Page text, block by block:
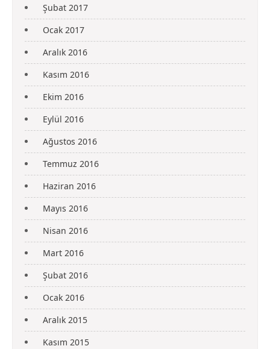
Şubat 2017
Ocak 2017
Aralık 2016
Kasım 2016
Ekim 2016
Eylül 2016
Ağustos 2016
Temmuz 2016
Haziran 2016
Mayıs 2016
Nisan 2016
Mart 2016
Şubat 2016
Ocak 2016
Aralık 2015
Kasım 2015